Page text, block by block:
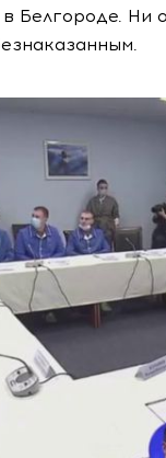
Белгороде. Ни